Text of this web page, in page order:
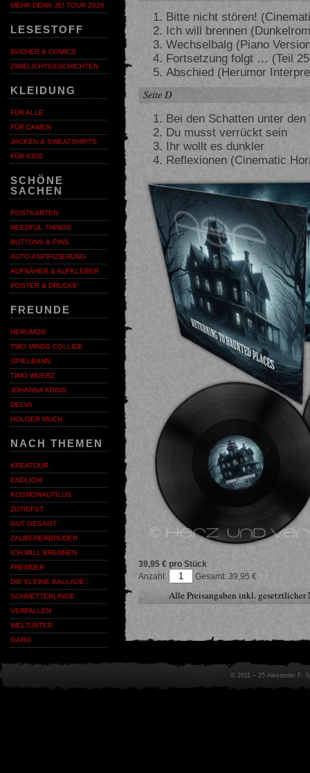
MEHR DENN JE! TOUR 2026
LESESTOFF
BÜCHER & COMICS
ZWIELICHTGESCHICHTEN
KLEIDUNG
FÜR ALLE
FÜR DAMEN
JACKEN & SWEATSHIRTS
FÜR KIDS
SCHÖNE
SACHEN
POSTKARTEN
NEEDFUL THINGS
BUTTONS & PINS
AUTO-ASPIFIZIERUNG
AUFNÄHER & AUFKLEBER
POSTER & DRUCKE
FREUNDE
HERUMOR
TWO MINDS COLLIDE
SPIELBANN
TIMO WUERZ
JOHANNA KRINS
DELVA
HOLGER MUCH
NACH THEMEN
KREATOUR
ENDLICH!
KOSMONAUTILUS
ZUTIEFST
GUT GESAGT
ZAUBERERBRUDER
ICH WILL BRENNEN
FREMDER
DIE KLEINE BALLADE…
SCHMETTERLINGE
VERFALLEN
WELTUNTER
GARG
Bitte nicht stören!
Ich will brennen
Wechselbalg (Piano
Fortsetzung folgt … (Teil 25
Abschied (Herumor
Seite D
Bei den Schatten unter den
Du musst verrückt sein
Ihr wollt es dunkler
Reflexionen (Cinematic
39,95 € pro Stück
Anzahl:
39,95
Alle Preisangaben inkl.
© 2011 – 25 Alexander F.